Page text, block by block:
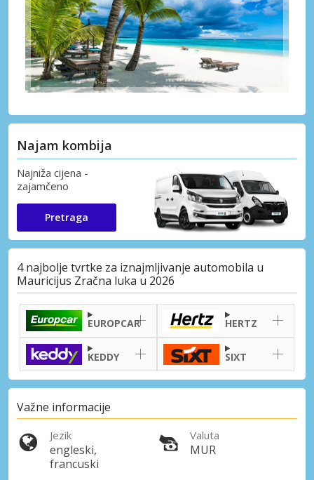
Najam kombija
Najniža cijena -
zajamčeno
Pretraga
4 najbolje tvrtke za iznajmljivanje automobila u
Mauricijus Zračna luka u 2026
EUROPCAR HERTZ
KEDDY SIXT
Važne informacije
Jezik
engleski,
francuski
Valuta
MUR